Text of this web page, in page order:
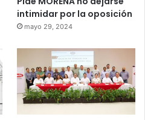
intimidar por la oposición
mayo 29, 2024